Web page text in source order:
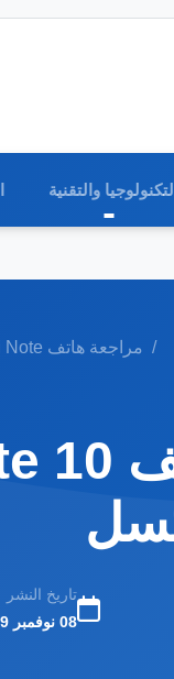
التكنولوجيا والتقنية
مراجعة هاتف Xiaomi Mi Note...
تاريخ النشر
08 نوفمبر 2019